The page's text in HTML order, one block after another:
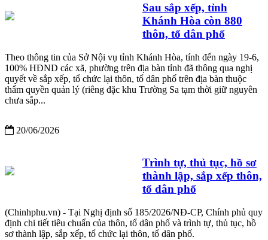
Sau sắp xếp, tỉnh
Khánh Hòa còn 880
thôn, tổ dân phố
Theo thông tin của Sở Nội vụ tỉnh Khánh Hòa, tính đến ngày 19-6,
100% HĐND các xã, phường trên địa bàn tỉnh đã thông qua nghị
quyết về sắp xếp, tổ chức lại thôn, tổ dân phố trên địa bàn thuộc
thẩm quyền quản lý (riêng đặc khu Trường Sa tạm thời giữ nguyên
chưa sắp...
20/06/2026
Trình tự, thủ tục, hồ sơ
thành lập, sắp xếp thôn,
tổ dân phố
(Chinhphu.vn) - Tại Nghị định số 185/2026/NĐ-CP, Chính phủ quy
định chi tiết tiêu chuẩn của thôn, tổ dân phố và trình tự, thủ tục, hồ
sơ thành lập, sắp xếp, tổ chức lại thôn, tổ dân phố.